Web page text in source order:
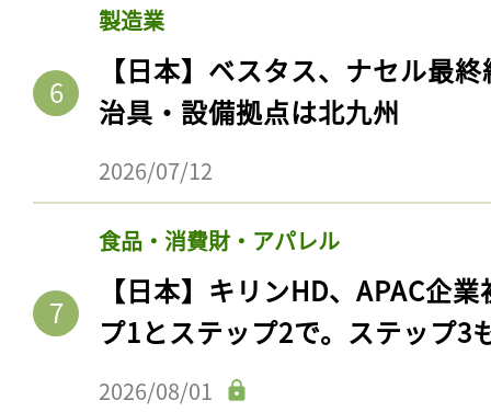
製造業
【日本】ベスタス、ナセル最
治具・設備拠点は北九州
2026/07/12
食品・消費財・アパレル
【日本】キリンHD、APAC企
プ1とステップ2で。ステップ3
2026/08/01
記事をお気に入りに
ログインが必